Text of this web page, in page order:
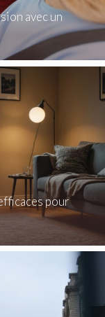
avec un
pour